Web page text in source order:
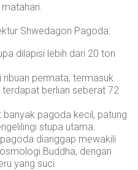
Shwedagon Pagoda:
dilapisi lebih dari 20 ton
ribuan permata, termasuk
berlian seberat 72
banyak pagoda kecil, patung
stupa utama.
dianggap mewakili
Buddha, dengan
yang suci.